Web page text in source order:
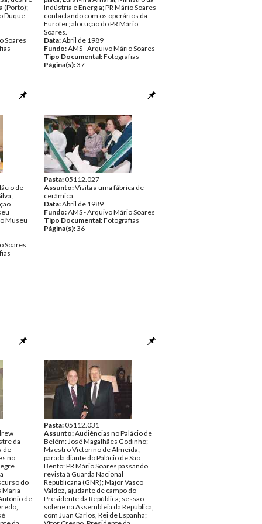
(Porto);
Duque
Soares
Indústria e Energia; PR Mário Soares
contactando com os operários da
Eurofer; alocução do PR Mário
Soares.
Data:Abril de 1989
Fundo:AMS - Arquivo Mário Soares
Tipo Documental:Fotografias
Página(s):37
de
Museu
Soares
Pasta:05112.027
Assunto:Visita a uma fábrica de
cerâmica.
Data:Abril de 1989
Fundo:AMS - Arquivo Mário Soares
Tipo Documental:Fotografias
Página(s):36
da
de
no
do
Maria
de
Pasta:05112.031
Assunto:Audiências no Palácio de
Belém: José Magalhães Godinho;
Maestro Victorino de Almeida;
parada diante do Palácio de São
Bento: PR Mário Soares passando
revista à Guarda Nacional
Republicana (GNR); Major Vasco
Valdez, ajudante de campo do
Presidente da República; sessão
solene na Assembleia da República,
com Juan Carlos, Rei de Espanha;